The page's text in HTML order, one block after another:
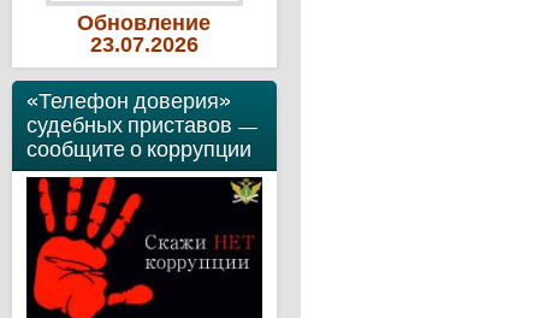
Обновление
23.07.2026
«Телефон доверия»
судебных приставов —
сообщите о коррупции